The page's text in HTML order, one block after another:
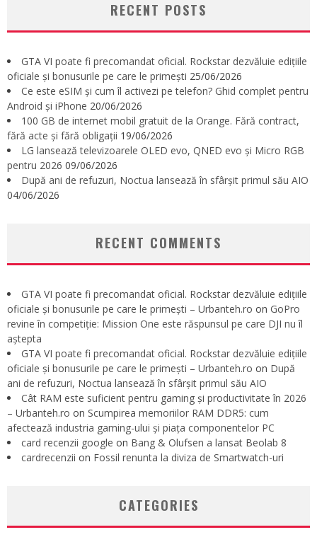
RECENT POSTS
GTA VI poate fi precomandat oficial. Rockstar dezvăluie edițiile
oficiale și bonusurile pe care le primești 25/06/2026
Ce este eSIM și cum îl activezi pe telefon? Ghid complet pentru
Android și iPhone 20/06/2026
100 GB de internet mobil gratuit de la Orange. Fără contract,
fără acte și fără obligații 19/06/2026
LG lansează televizoarele OLED evo, QNED evo și Micro RGB
pentru 2026 09/06/2026
După ani de refuzuri, Noctua lansează în sfârșit primul său AIO
04/06/2026
RECENT COMMENTS
GTA VI poate fi precomandat oficial. Rockstar dezvăluie edițiile
oficiale și bonusurile pe care le primești – Urbanteh.ro on GoPro
revine în competiție: Mission One este răspunsul pe care DJI nu îl
aștepta
GTA VI poate fi precomandat oficial. Rockstar dezvăluie edițiile
oficiale și bonusurile pe care le primești – Urbanteh.ro on După
ani de refuzuri, Noctua lansează în sfârșit primul său AIO
Cât RAM este suficient pentru gaming și productivitate în 2026
– Urbanteh.ro on Scumpirea memoriilor RAM DDR5: cum
afectează industria gaming-ului și piața componentelor PC
card recenzii google on Bang & Olufsen a lansat Beolab 8
cardrecenzii on Fossil renunta la diviza de Smartwatch-uri
CATEGORIES